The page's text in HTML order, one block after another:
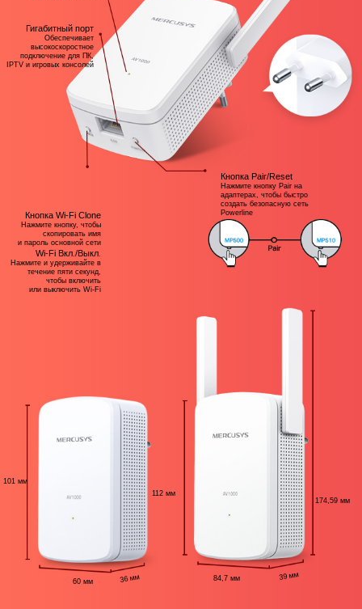
101 мм
60 мм 36 мм
112 мм
84,7 мм 39 мм
174,59 мм
Гигабитный порт
Обеспечивает
высокоскоростное
подключение для ПК,
IPTV и игровых консолей
Кнопка Wi-Fi Clone
Нажмите кнопку, чтобы
скопировать имя
и пароль основной сети
Wi-Fi Вкл./Выкл.
Нажмите и удерживайте в
течение пяти секунд,
чтобы включить
или выключить Wi‑Fi
Кнопка Pair/Reset
Нажмите кнопку Pair на
адаптерах, чтобы быстро
создать безопасную сеть
Powerline